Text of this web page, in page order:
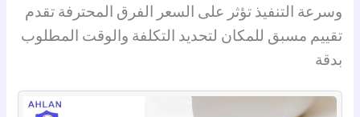
وسرعة التنفيذ تؤثر على السعر الفرق المحترفة تقدم
تقييم مسبق للمكان لتحديد التكلفة والوقت المطلوب
بدقة